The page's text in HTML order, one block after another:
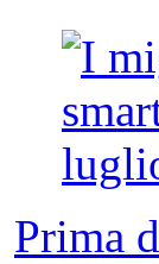
Prima